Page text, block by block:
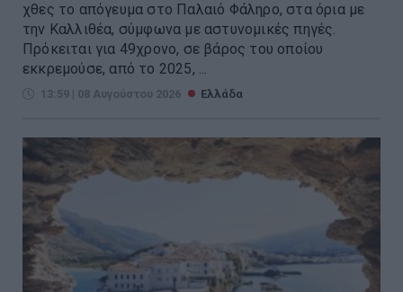
χθες το απόγευμα στο Παλαιό Φάληρο, στα όρια με
την Καλλιθέα, σύμφωνα με αστυνομικές πηγές.
Πρόκειται για 49χρονο, σε βάρος του οποίου
εκκρεμούσε, από το 2025, ...
13:59 | 08 Αυγούστου 2026 Ελλάδα